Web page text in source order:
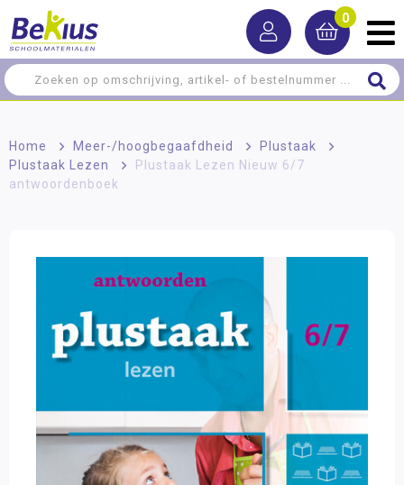
0
Home > Meer-/hoog­begaafdheid > Plustaak
>
Plustaak Lezen
>
Plustaak Lezen Nieuw 6/7
antwoordenboek